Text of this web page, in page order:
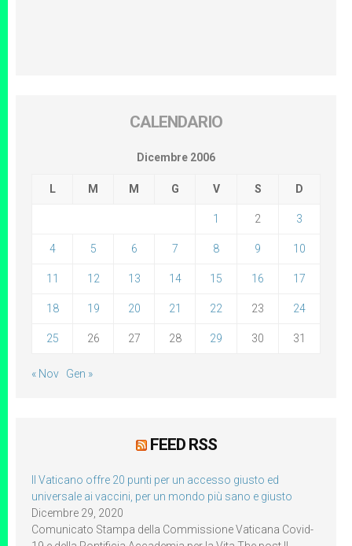
CALENDARIO
Dicembre 2006
L M M G V S D
1 2 3
4 5 6 7 8 9 10
11 12 13 14 15 16 17
18 19 20 21 22 23 24
25 26 27 28 29 30 31
« Nov Gen »
FEED RSS
Il Vaticano offre 20 punti per un accesso giusto ed
universale ai vaccini, per un mondo più sano e giusto
Dicembre 29, 2020
Comunicato Stampa della Commissione Vaticana Covid-